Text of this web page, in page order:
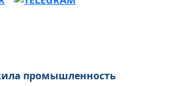
промышленность